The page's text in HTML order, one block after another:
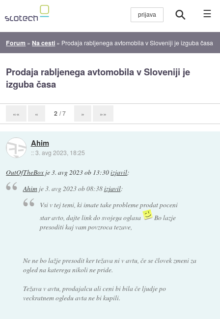
☰
Forum » Na cesti » Prodaja rabljenega avtomobila v Sloveniji je izguba časa
Prodaja rabljenega avtomobila v Sloveniji je
izguba časa
«« « 2 / 7 » »»
Ahim
::3. avg 2023, 18:25
OutOfTheBox je3. avg 2023 ob 13:30izjavil:
Ahimje3. avg 2023 ob 08:38izjavil:
Vsi v tej temi, ki imate take probleme prodat poceni
star avto, dajte link do svojega oglasa
Bo lazje
presoditi kaj vam povzroca tezave,
Ne ne bo lažje presodit ker težava ni v avtu, če se človek zmeni za
ogled na katerega nikoli ne pride.
Težava v avtu, prodajalcu ali ceni bi bila če ljudje po
veckratnem ogledu avta ne bi kupili.